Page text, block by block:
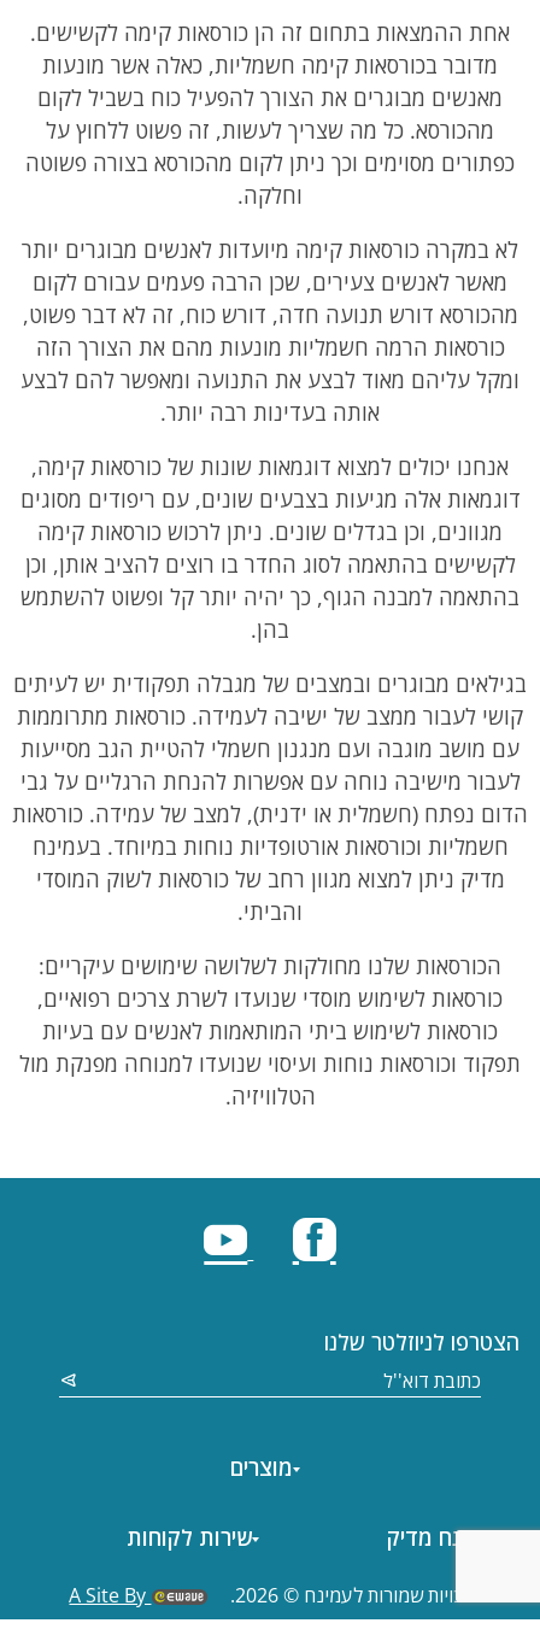
אחת ההמצאות בתחום זה הן כורסאות קימה לקשישים.
מדובר בכורסאות קימה חשמליות, כאלה אשר מונעות
מאנשים מבוגרים את הצורך להפעיל כוח בשביל לקום
מהכורסא. כל מה שצריך לעשות, זה פשוט ללחוץ על
כפתורים מסוימים וכך ניתן לקום מהכורסא בצורה פשוטה
וחלקה.
לא במקרה כורסאות קימה מיועדות לאנשים מבוגרים יותר
מאשר לאנשים צעירים, שכן הרבה פעמים עבורם לקום
מהכורסא דורש תנועה חדה, דורש כוח, זה לא דבר פשוט,
כורסאות הרמה חשמליות מונעות מהם את הצורך הזה
ומקל עליהם מאוד לבצע את התנועה ומאפשר להם לבצע
אותה בעדינות רבה יותר.
אנחנו יכולים למצוא דוגמאות שונות של כורסאות קימה,
דוגמאות אלה מגיעות בצבעים שונים, עם ריפודים מסוגים
מגוונים, וכן בגדלים שונים. ניתן לרכוש כורסאות קימה
לקשישים בהתאמה לסוג החדר בו רוצים להציב אותן, וכן
בהתאמה למבנה הגוף, כך יהיה יותר קל ופשוט להשתמש
בהן.
בגילאים מבוגרים ובמצבים של מגבלה תפקודית יש לעיתים
קושי לעבור ממצב של ישיבה לעמידה. כורסאות מתרוממות
עם מושב מוגבה ועם מנגנון חשמלי להטיית הגב מסייעות
לעבור מישיבה נוחה עם אפשרות להנחת הרגליים על גבי
הדום נפתח (חשמלית או ידנית), למצב של עמידה. כורסאות
חשמליות וכורסאות אורטופדיות נוחות במיוחד. בעמינח
מדיק ניתן למצוא מגוון רחב של כורסאות לשוק המוסדי
והביתי.
הכורסאות שלנו מחולקות לשלושה שימושים עיקריים:
כורסאות לשימוש מוסדי שנועדו לשרת צרכים רפואיים,
כורסאות לשימוש ביתי המותאמות לאנשים עם בעיות
תפקוד וכורסאות נוחות ועיסוי שנועדו למנוחה מפנקת מול
הטלוויזיה.
הצטרפו לניוזלטר שלנו
מוצרים
עמינח מדיק שירות לקוחות
כל הזכויות שמורות לעמינח © 2026. A Site By